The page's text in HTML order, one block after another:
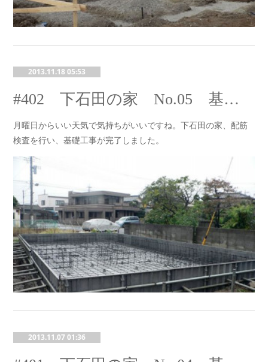
2013.11.18 05:53
#402 下石田の家 No.05 基礎工事完了
月曜日からいい天気で気持ちがいいですね。下石田の家、配筋
検査を行い、基礎工事が完了しました。
2013.11.07 01:36